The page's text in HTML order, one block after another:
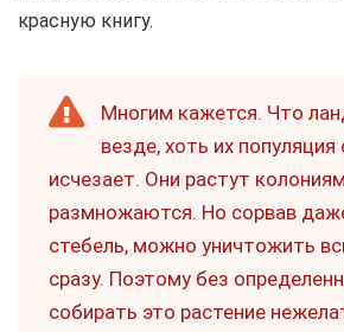
красную книгу.
Многим кажется. Что
везде, хоть их
исчезает. Они растут
размножаются. Но сорвав
стебель, можно уничтожить
сразу. Поэтому без
собирать это растение